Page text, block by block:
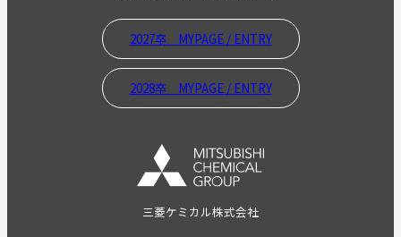
2027卒 MYPAGE / ENTRY
2028卒 MYPAGE / ENTRY
三菱ケミカル株式会社